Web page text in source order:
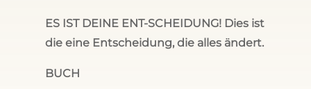
ES IST DEINE ENT-SCHEIDUNG! Dies ist
die eine Entscheidung, die alles ändert.
BUCH